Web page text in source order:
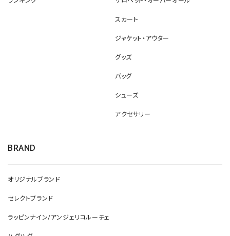
スカート
ジャケット・アウター
グッズ
バッグ
シューズ
アクセサリー
BRAND
オリジナルブランド
セレクトブランド
ラッピンナイン/アンジェリコルーチェ